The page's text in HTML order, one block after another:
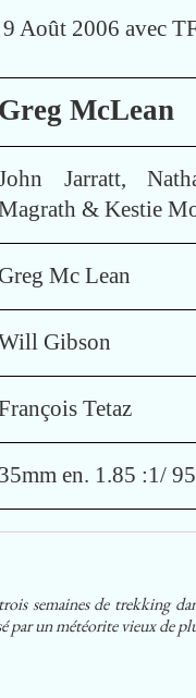
9 Août 2006 avec
Greg McLean
Jarratt,
& Kestie
Greg Mc Lean
Gibson
Tetaz
35mm en. 1.85 :1/
semaines de trekking
par un météorite vieux de